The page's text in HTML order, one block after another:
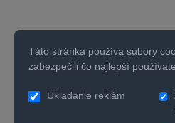
Táto stránka používa súbory
zabezpečili čo najlepší
Ukladanie reklám